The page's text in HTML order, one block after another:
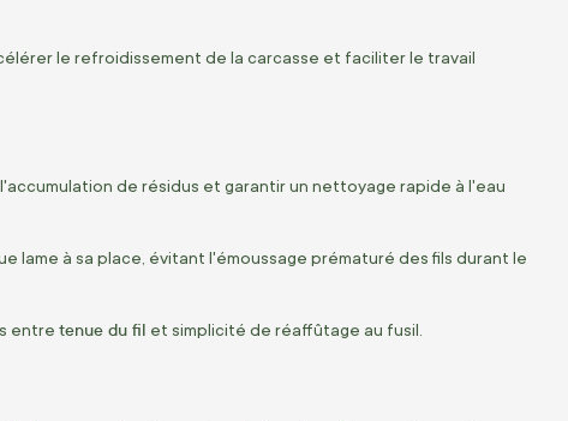
le refroidissement de la carcasse et faciliter le travail
de résidus et garantir un nettoyage rapide à l'eau
lame à sa place, évitant l'émoussage prématuré des fils durant le
entre tenue du fil et simplicité de réaffûtage au fusil.